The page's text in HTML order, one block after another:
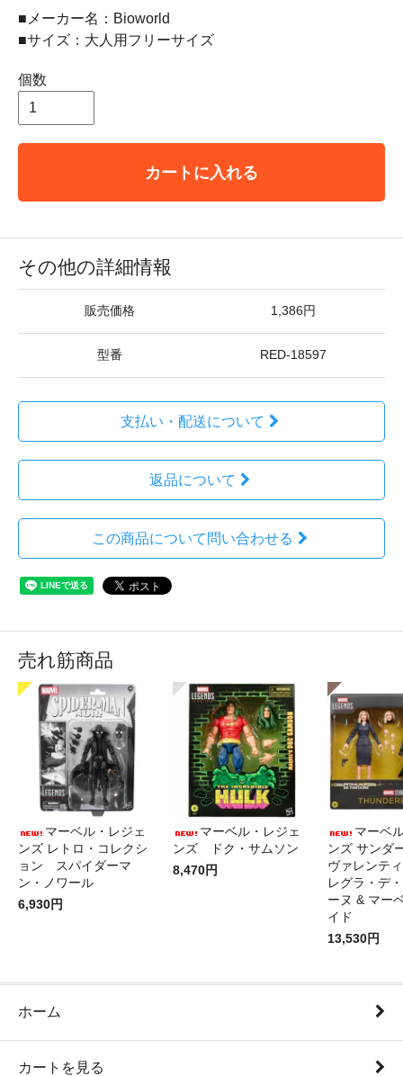
■メーカー名：Bioworld
■サイズ：大人用フリーサイズ
個数
カートに入れる
その他の詳細情報
販売価格 1,386円
型番 RED-18597
支払い・配送について
返品について
この商品について問い合わせる
売れ筋商品
マーベル・レジェ
ンズ レトロ・コレクシ
ョン スパイダーマ
ン・ノワール
6,930円
マーベル・レジェ
ンズ ドク・サムソン
8,470円
マーベ
ンズ サン
ヴァレンテ
レグラ・デ
ーヌ & マー
イド
13,530円
ホーム
カートを見る